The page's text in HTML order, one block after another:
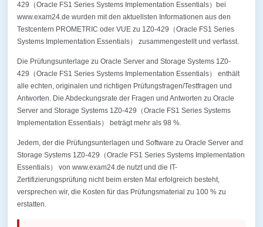
429（Oracle FS1 Series Systems Implementation Essentials）bei
www.exam24.de wurden mit den aktuellsten Informationen aus den
Testcentern PROMETRIC oder VUE zu 1Z0-429（Oracle FS1 Series
Systems Implementation Essentials） zusammengestellt und verfasst.
Die Prüfungsunterlage zu Oracle Server and Storage Systems 1Z0-
429（Oracle FS1 Series Systems Implementation Essentials） enthält
alle echten, originalen und richtigen Prüfungsfragen/Testfragen und
Antworten. Die Abdeckungsrate der Fragen und Antworten zu Oracle
Server and Storage Systems 1Z0-429（Oracle FS1 Series Systems
Implementation Essentials） beträgt mehr als 98 %.
Jedem, der die Prüfungsunterlagen und Software zu Oracle Server and
Storage Systems 1Z0-429（Oracle FS1 Series Systems Implementation
Essentials） von www.exam24.de nutzt und die IT-
Zertifizierungsprüfung nicht beim ersten Mal erfolgreich besteht,
versprechen wir, die Kosten für das Prüfungsmaterial zu 100 % zu
erstatten.